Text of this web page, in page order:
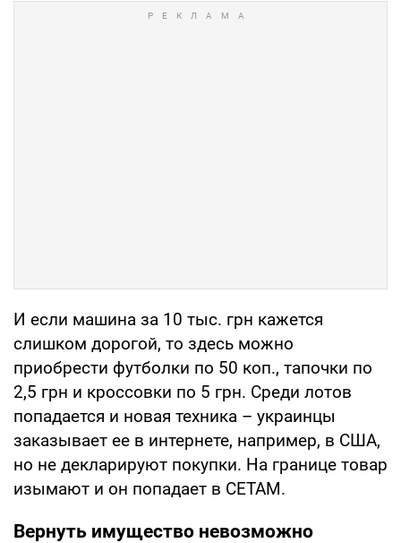
И если машина за 10 тыс. грн кажется
слишком дорогой, то здесь можно
приобрести футболки по 50 коп., тапочки по
2,5 грн и кроссовки по 5 грн. Среди лотов
попадается и новая техника – украинцы
заказывает ее в интернете, например, в США,
но не декларируют покупки. На границе товар
изымают и он попадает в СЕТАМ.
Вернуть имущество невозможно